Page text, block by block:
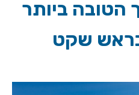
הטובה ביותר
שקט